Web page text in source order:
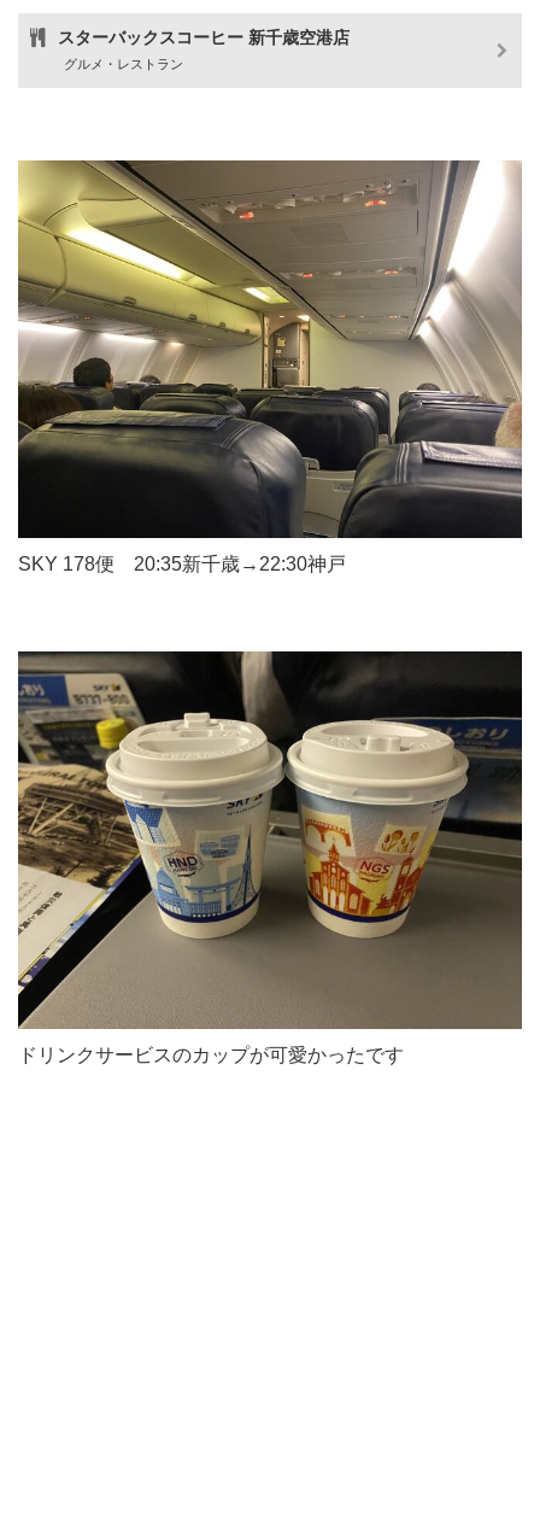
スターバックスコーヒー 新千歳空港店
グルメ・レストラン
SKY 178便 20:35新千歳→22:30神戸
ドリンクサービスのカップが可愛かったです